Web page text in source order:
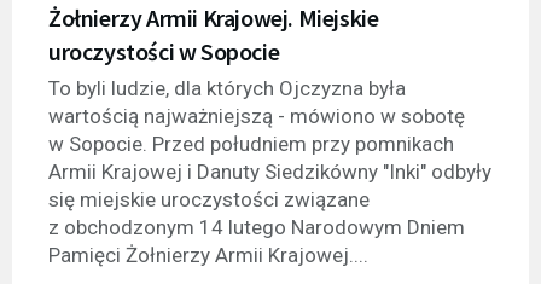
Żołnierzy Armii Krajowej. Miejskie
uroczystości w Sopocie
To byli ludzie, dla których Ojczyzna była
wartością najważniejszą - mówiono w sobotę
w Sopocie. Przed południem przy pomnikach
Armii Krajowej i Danuty Siedzikówny "Inki" odbyły
się miejskie uroczystości związane
z obchodzonym 14 lutego Narodowym Dniem
Pamięci Żołnierzy Armii Krajowej....